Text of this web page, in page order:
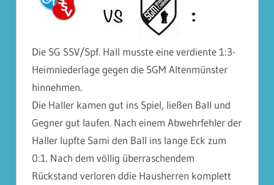
Die SG SSV/Spf. Hall musste eine verdiente 1:3-
Heimniederlage gegen die SGM Altenmünster
hinnehmen.
Die Haller kamen gut ins Spiel, ließen Ball und
Gegner gut laufen. Nach einem Abwehrfehler der
Haller lupfte Sami den Ball ins lange Eck zum
0:1. Nach dem völlig überraschendem
Rückstand verloren ddie Hausherren komplett